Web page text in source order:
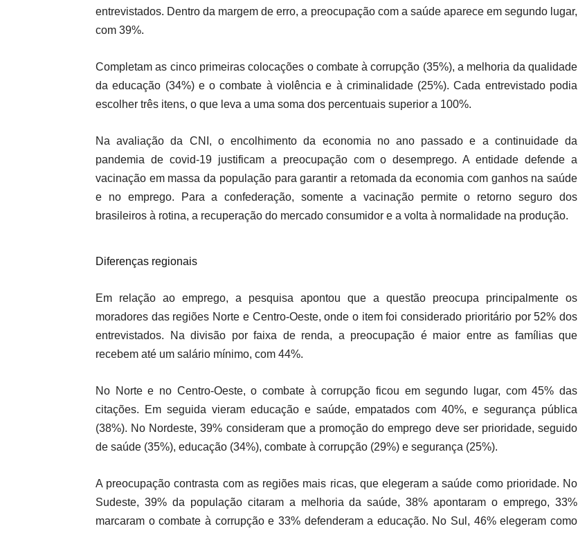
entrevistados. Dentro da margem de erro, a preocupação com a saúde aparece em segundo lugar,
com 39%.
Completam as cinco primeiras colocações o combate à corrupção (35%), a melhoria da qualidade
da educação (34%) e o combate à violência e à criminalidade (25%). Cada entrevistado podia
escolher três itens, o que leva a uma soma dos percentuais superior a 100%.
Na avaliação da CNI, o encolhimento da economia no ano passado e a continuidade da
pandemia de covid-19 justificam a preocupação com o desemprego. A entidade defende a
vacinação em massa da população para garantir a retomada da economia com ganhos na saúde
e no emprego. Para a confederação, somente a vacinação permite o retorno seguro dos
brasileiros à rotina, a recuperação do mercado consumidor e a volta à normalidade na produção.
Diferenças regionais
Em relação ao emprego, a pesquisa apontou que a questão preocupa principalmente os
moradores das regiões Norte e Centro-Oeste, onde o item foi considerado prioritário por 52% dos
entrevistados. Na divisão por faixa de renda, a preocupação é maior entre as famílias que
recebem até um salário mínimo, com 44%.
No Norte e no Centro-Oeste, o combate à corrupção ficou em segundo lugar, com 45% das
citações. Em seguida vieram educação e saúde, empatados com 40%, e segurança pública
(38%). No Nordeste, 39% consideram que a promoção do emprego deve ser prioridade, seguido
de saúde (35%), educação (34%), combate à corrupção (29%) e segurança (25%).
A preocupação contrasta com as regiões mais ricas, que elegeram a saúde como prioridade. No
Sudeste, 39% da população citaram a melhoria da saúde, 38% apontaram o emprego, 33%
marcaram o combate à corrupção e 33% defenderam a educação. No Sul, 46% elegeram como